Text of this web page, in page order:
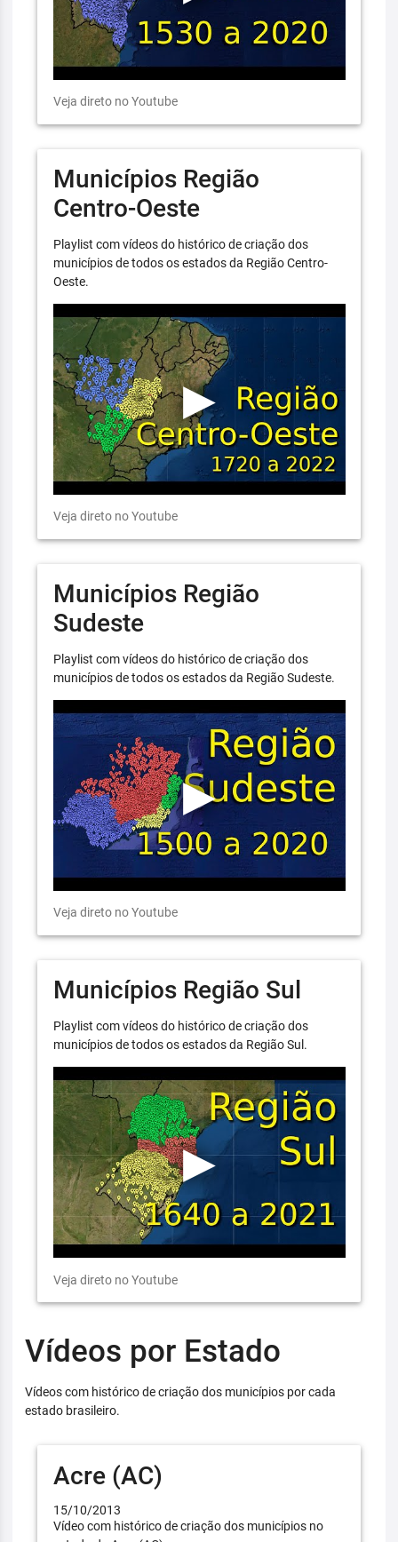
Veja direto no Youtube
Municípios Região
Centro-Oeste
Playlist com vídeos do histórico de criação dos
municípios de todos os estados da Região Centro-
Oeste.
Veja direto no Youtube
Municípios Região
Sudeste
Playlist com vídeos do histórico de criação dos
municípios de todos os estados da Região Sudeste.
Veja direto no Youtube
Municípios Região Sul
Playlist com vídeos do histórico de criação dos
municípios de todos os estados da Região Sul.
Veja direto no Youtube
Vídeos por Estado
Vídeos com histórico de criação dos municípios por cada
estado brasileiro.
Acre (AC)
15/10/2013
Vídeo com histórico de criação dos municípios no